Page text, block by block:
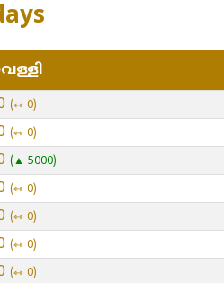
⇿ 0
⇿ 0
▲ 5000
⇿ 0
⇿ 0
⇿ 0
⇿ 0